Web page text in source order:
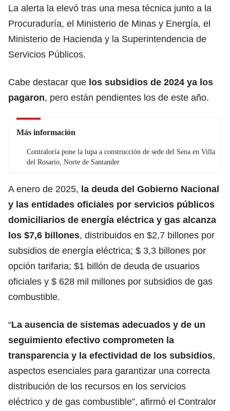
La alerta la elevó tras una mesa técnica junto a la
Procuraduría, el Ministerio de Minas y Energía, el
Ministerio de Hacienda y la Superintendencia de
Servicios Públicos.
Cabe destacar que los subsidios de 2024 ya los
pagaron, pero están pendientes los de este año.
Más información
Contraloría pone la lupa a construcción de sede del Sena en Villa
del Rosario, Norte de Santander
A enero de 2025, la deuda del Gobierno Nacional
y las entidades oficiales por servicios públicos
domiciliarios de energía eléctrica y gas alcanza
los $7,6 billones, distribuidos en $2,7 billones por
subsidios de energía eléctrica; $ 3,3 billones por
opción tarifaria; $1 billón de deuda de usuarios
oficiales y $ 628 mil millones por subsidios de gas
combustible.
“La ausencia de sistemas adecuados y de un
seguimiento efectivo comprometen la
transparencia y la efectividad de los subsidios,
aspectos esenciales para garantizar una correcta
distribución de los recursos en los servicios
eléctrico y de gas combustible”, afirmó el Contralor